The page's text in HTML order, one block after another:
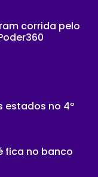
corrida pelo
estados no 4º
fica no banco